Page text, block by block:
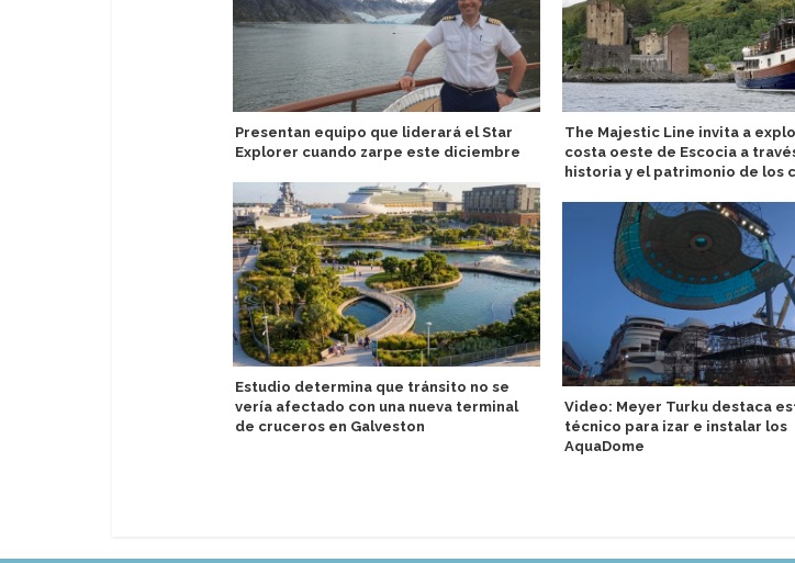
Presentan equipo que liderará el Star
Explorer cuando zarpe este diciembre
Estudio determina que tránsito no se
vería afectado con una nueva terminal
de cruceros en Galveston
The Majestic Line invita a
costa oeste de Escocia a
historia y el patrimonio de los
Video: Meyer Turku destaca
técnico para izar e instalar los
AquaDome